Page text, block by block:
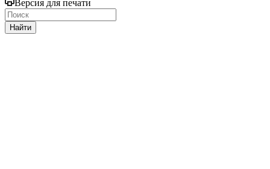
Версия для печати
Найти